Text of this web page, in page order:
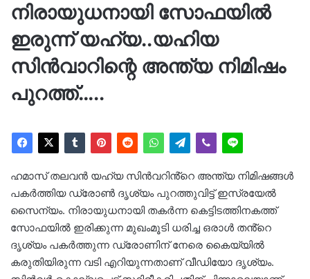
നിരായുധനായി സോഫയിൽ
ഇരുന്ന് യഹ്യ..യഹിയ
സിൻവാറിന്റെ അന്ത്യ നിമിഷം
പുറത്ത്…..
ഹമാസ് തലവൻ യഹ്യ സിൻവറിൻ്റെ അന്ത്യ നിമിഷങ്ങൾ
പകർത്തിയ ഡ്രോൺ ദൃശ്യം പുറത്തുവിട്ട് ഇസ്രയേൽ
സൈന്യം. നിരായുധനായി തകർന്ന കെട്ടിടത്തിനകത്ത്
സോഫയിൽ ഇരിക്കുന്ന മുഖംമൂടി ധരിച്ച ഒരാൾ തൻ്റെ
ദൃശ്യം പകർത്തുന്ന ഡ്രോണിന് നേരെ കൈയ്യിൽ
കരുതിയിരുന്ന വടി എറിയുന്നതാണ് വീഡിയോ ദൃശ്യം.